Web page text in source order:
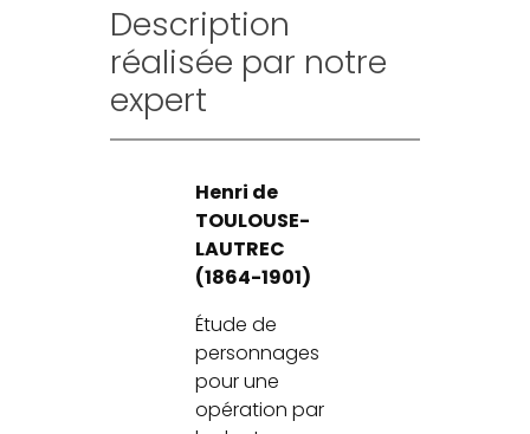
Description
réalisée par notre
expert
Henri de
TOULOUSE-
LAUTREC
(1864-1901)
Étude de
personnages
pour une
opération par